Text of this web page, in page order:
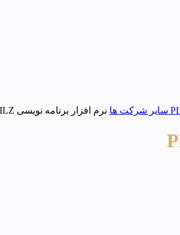
نرم افزار برنامه نویسی PLC PILZ